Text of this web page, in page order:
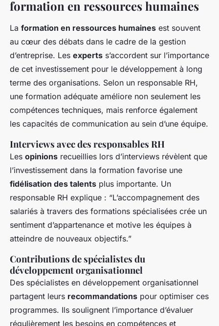
formation en ressources humaines
La formation en ressources humaines est souvent
au cœur des débats dans le cadre de la gestion
d’entreprise. Les experts s’accordent sur l’importance
de cet investissement pour le développement à long
terme des organisations. Selon un responsable RH,
une formation adéquate améliore non seulement les
compétences techniques, mais renforce également
les capacités de communication au sein d’une équipe.
Interviews avec des responsables RH
Les opinions recueillies lors d’interviews révèlent que
l’investissement dans la formation favorise une
fidélisation des talents plus importante. Un
responsable RH explique : “L’accompagnement des
salariés à travers des formations spécialisées crée un
sentiment d’appartenance et motive les équipes à
atteindre de nouveaux objectifs.”
Contributions de spécialistes du
développement organisationnel
Des spécialistes en développement organisationnel
partagent leurs recommandations pour optimiser ces
programmes. Ils soulignent l’importance d’évaluer
régulièrement les besoins en compétences et